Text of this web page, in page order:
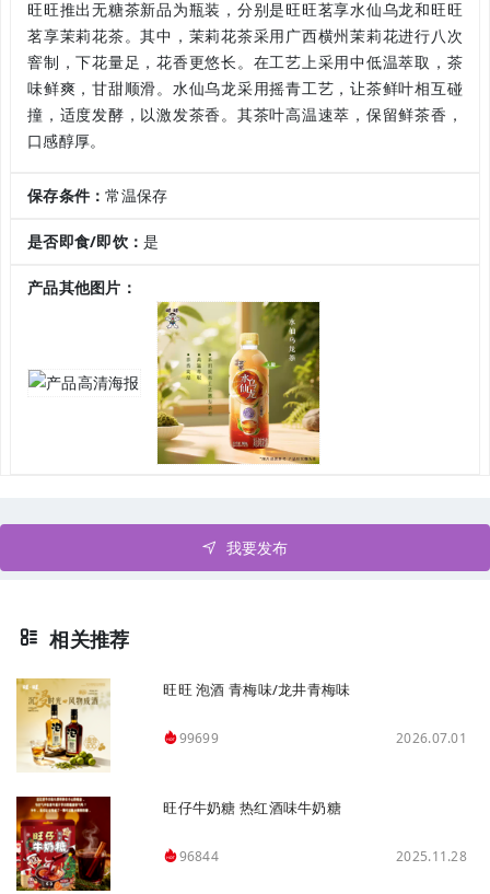
旺旺推出无糖茶新品为瓶装，分别是旺旺茗享水仙乌龙和旺旺
茗享茉莉花茶。其中，茉莉花茶采用广西横州茉莉花进行八次
窨制，下花量足，花香更悠长。在工艺上采用中低温萃取，茶
味鲜爽，甘甜顺滑。水仙乌龙采用摇青工艺，让茶鲜叶相互碰
撞，适度发酵，以激发茶香。其茶叶高温速萃，保留鲜茶香，
口感醇厚。
保存条件：常温保存
是否即食/即饮：是
产品其他图片：
我要发布
相关推荐
旺旺 泡酒 青梅味/龙井青梅味
99699 2026.07.01
旺仔牛奶糖 热红酒味牛奶糖
96844 2025.11.28